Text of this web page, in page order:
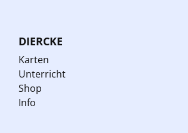
DIERCKE
Karten
Unterricht
Shop
Info